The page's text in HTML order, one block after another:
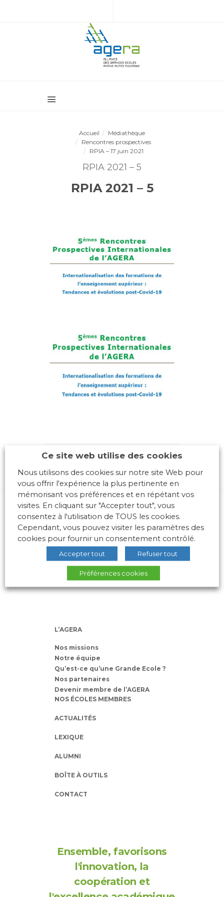
Accueil
Médiathèque
Rencontres prospectives
RPIA – 17 juin 2021
RPIA 2021 – 5
RPIA 2021 – 5
10 place des Archives – Bât G –
69288 LYON Cedex 02
Association loi 1901
L’AGERA
Nos missions
Notre équipe
Qu’est-ce qu’une Grande Ecole ?
Nos partenaires
Devenir membre de l’AGERA
NOS ÉCOLES MEMBRES
ACTUALITÉS
LEXIQUE
ALUMNI
BOÎTE À OUTILS
CONTACT
Ensemble, favorisons
l'innovation, la
coopération et
Ce site web utilise des cookies
Nous utilisons des cookies sur notre site Web pour
vous offrir l'expérience la plus pertinente en
mémorisant vos préférences et en répétant vos
visites. En cliquant sur "Accepter tout", vous
consentez à l'utilisation de TOUS les cookies.
Cependant, vous pouvez visiter les paramètres des
cookies pour fournir un consentement contrôlé.
Accepter tout Refuser tout
Préférences cookies